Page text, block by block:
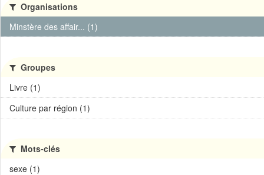
Organisations
Minstère des affair... (1)
Groupes
Livre (1)
Culture par région (1)
Mots-clés
sexe (1)